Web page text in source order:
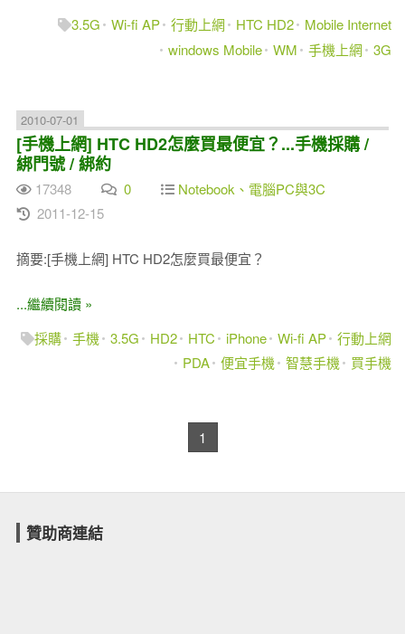
3.5G
Wi-fi AP 行動上網 HTC HD2
Mobile Internet
windows Mobile WM 手機上網 3G
2010-07-01
[手機上網] HTC HD2怎麼買最便宜？...手機採購 /
綁門號 / 綁約
17348 0
Notebook、電腦PC與3C
2011-12-15
摘要:[手機上網] HTC HD2怎麼買最便宜？
...繼續閱讀 »
採購 手機 3.5G HD2 HTC iPhone Wi-fi AP 行動上網
PDA 便宜手機 智慧手機 買手機
1
贊助商連結